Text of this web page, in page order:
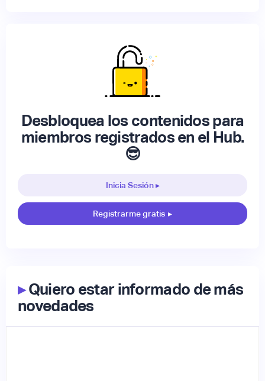
Desbloquea los contenidos para
miembros registrados en el Hub.
😎
Inicia Sesión ▸
Registrarme gratis ▸
▸Quiero estar informado de más
novedades